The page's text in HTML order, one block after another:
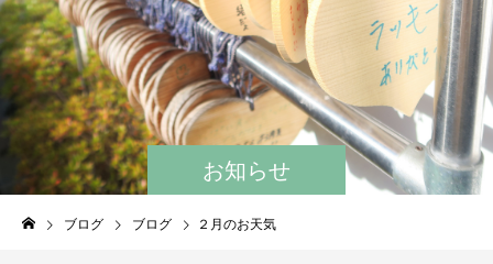
お知らせ
ブログ ブログ ２月のお天気